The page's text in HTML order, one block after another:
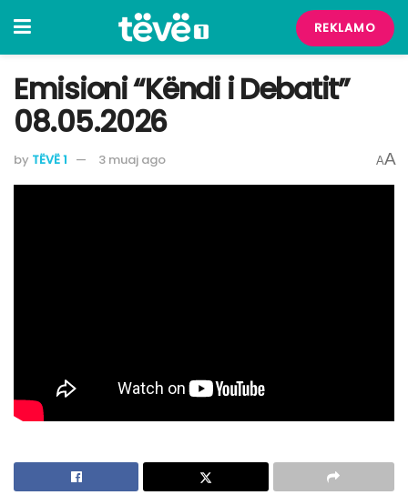
REKLAMO
Emisioni “Këndi i Debatit”
08.05.2026
by TËVË 1 3 muaj ago AA